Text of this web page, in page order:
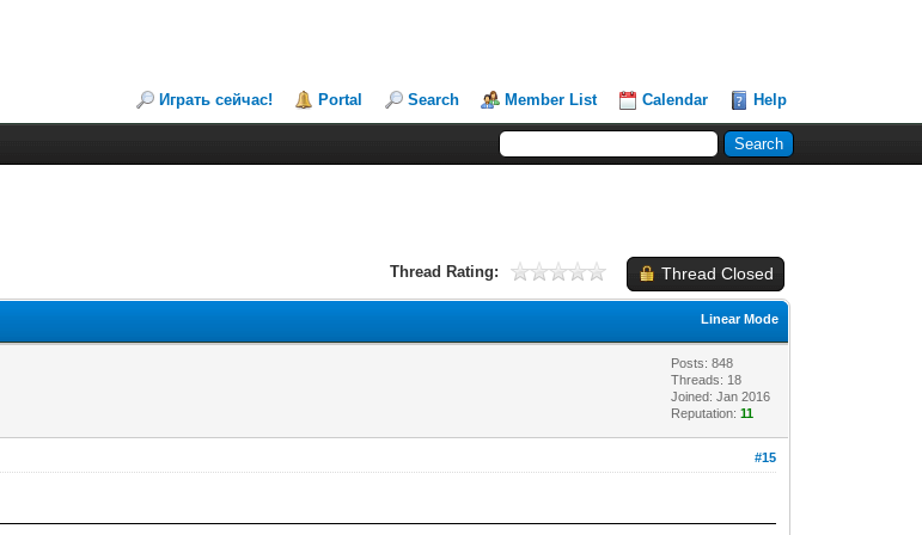
Играть сейчас! Portal Search Member List Calendar Help
Thread Closed
Thread Rating:
Linear Mode
Posts: 848
Threads: 18
Joined: Jan 2016
Reputation:11
#15